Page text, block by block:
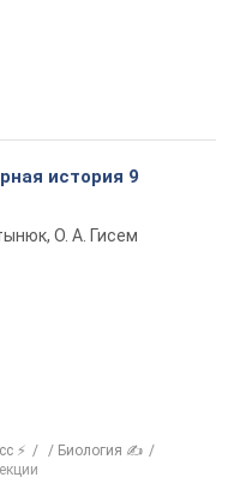
история 9
О. А. Гисем
⚡
Биология ✍